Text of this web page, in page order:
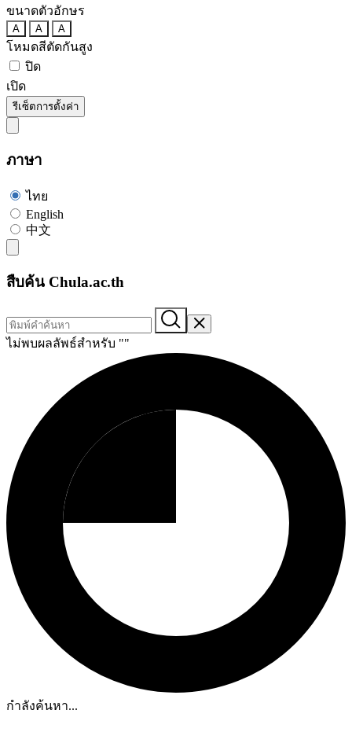
ขนาดตัวอักษร
A A A
โหมดสีตัดกันสูง
ปิด
เปิด
รีเซ็ตการตั้งค่า
ภาษา
ไทย
English
中文
สืบค้น Chula.ac.th
ไม่พบผลลัพธ์สำหรับ ""
กำลังค้นหา...